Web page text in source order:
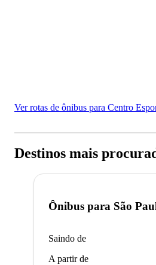
Ver rotas de ônibus para Centro
Destinos mais
Ônibus para São
Saindo de
A partir de